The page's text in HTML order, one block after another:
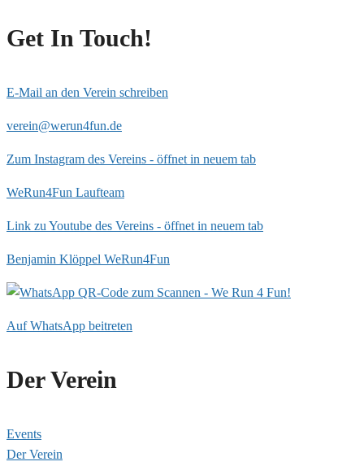
Get In Touch!
E-Mail an den Verein schreiben
verein@werun4fun.de
Zum Instagram des Vereins - öffnet in neuem tab
WeRun4Fun Laufteam
Link zu Youtube des Vereins - öffnet in neuem tab
Benjamin Klöppel WeRun4Fun
Auf WhatsApp beitreten
Der Verein
Events
Der Verein